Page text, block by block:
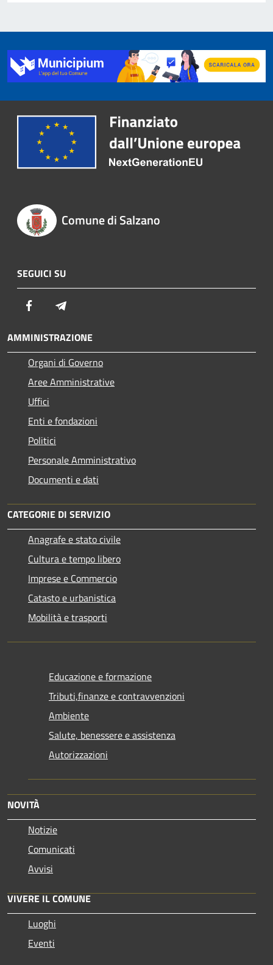
Comune di Salzano
SEGUICI SU
Facebook
AMMINISTRAZIONE
Organi di Governo
Aree Amministrative
Uffici
Enti e fondazioni
Politici
Personale Amministrativo
Documenti e dati
CATEGORIE DI SERVIZIO
Anagrafe e stato civile
Cultura e tempo libero
Imprese e Commercio
Catasto e urbanistica
Mobilità e trasporti
Educazione e formazione
Tributi,finanze e contravvenzioni
Ambiente
Salute, benessere e assistenza
Autorizzazioni
NOVITÀ
Notizie
Comunicati
Avvisi
VIVERE IL COMUNE
Luoghi
Eventi